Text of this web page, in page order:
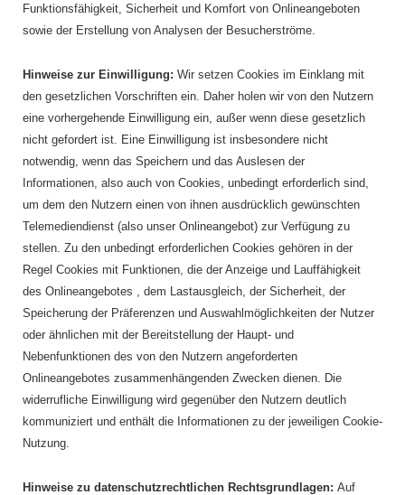
Funktionsfähigkeit, Sicherheit und Komfort von Onlineangeboten
sowie der Erstellung von Analysen der Besucherströme.
Hinweise zur Einwilligung: Wir setzen Cookies im Einklang mit
den gesetzlichen Vorschriften ein. Daher holen wir von den Nutzern
eine vorhergehende Einwilligung ein, außer wenn diese gesetzlich
nicht gefordert ist. Eine Einwilligung ist insbesondere nicht
notwendig, wenn das Speichern und das Auslesen der
Informationen, also auch von Cookies, unbedingt erforderlich sind,
um dem den Nutzern einen von ihnen ausdrücklich gewünschten
Telemediendienst (also unser Onlineangebot) zur Verfügung zu
stellen. Zu den unbedingt erforderlichen Cookies gehören in der
Regel Cookies mit Funktionen, die der Anzeige und Lauffähigkeit
des Onlineangebotes , dem Lastausgleich, der Sicherheit, der
Speicherung der Präferenzen und Auswahlmöglichkeiten der Nutzer
oder ähnlichen mit der Bereitstellung der Haupt- und
Nebenfunktionen des von den Nutzern angeforderten
Onlineangebotes zusammenhängenden Zwecken dienen. Die
widerrufliche Einwilligung wird gegenüber den Nutzern deutlich
kommuniziert und enthält die Informationen zu der jeweiligen Cookie-
Nutzung.
Hinweise zu datenschutzrechtlichen Rechtsgrundlagen: Auf